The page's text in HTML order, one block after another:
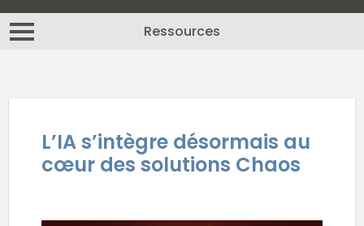
Ressources
L’IA s’intègre désormais au
cœur des solutions Chaos